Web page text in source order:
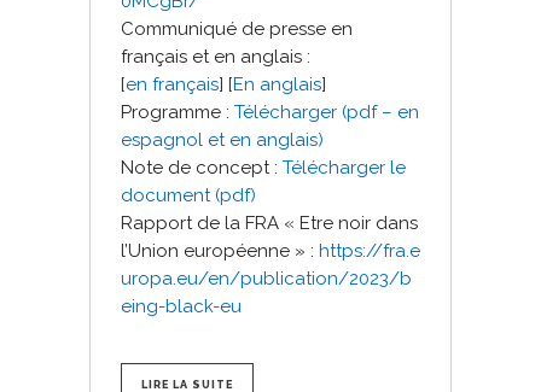
Communiqué de presse en
français et en anglais :
[en français] [En anglais]
Programme : Télécharger (pdf – en
espagnol et en anglais)
Note de concept : Télécharger le
document (pdf)
Rapport de la FRA « Etre noir dans
l’Union européenne » : https://fra.e
uropa.eu/en/publication/2023/b
eing-black-eu
LIRE LA SUITE